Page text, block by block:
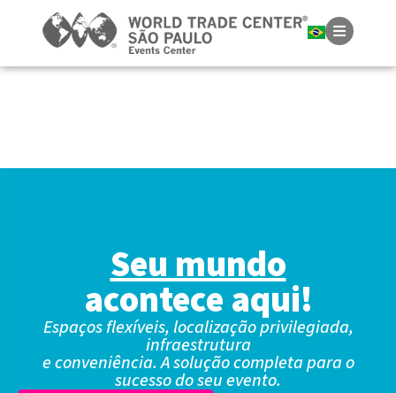
Seu mundo
acontece aqui!
Espaços flexíveis, localização privilegiada,
infraestrutura
e conveniência. A solução completa para o
sucesso do seu evento.